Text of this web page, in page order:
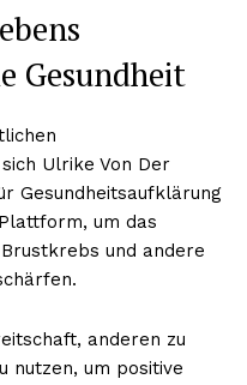
Gesundheit
Ulrike Von Der
Gesundheitsaufklärung
um das
und andere
anderen zu
nutzen, um positive